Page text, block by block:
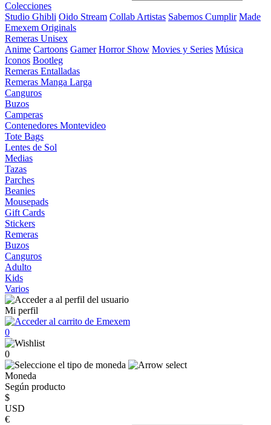
Colecciones
Studio Ghibli Oido Stream Collab Artistas Sabemos Cumplir Made
Emexem Originals
Remeras Unisex
Anime Cartoons Gamer Horror Show Movies y Series Música
Iconos Bootleg
Remeras Entalladas
Remeras Manga Larga
Canguros
Buzos
Camperas
Contenedores Montevideo
Tote Bags
Lentes de Sol
Medias
Tazas
Parches
Beanies
Mousepads
Gift Cards
Stickers
Remeras
Buzos
Canguros
Adulto
Kids
Varios
Mi perfil
0
0
Moneda
Según producto
$
USD
€